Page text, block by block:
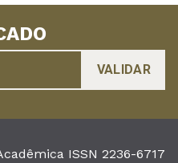
ISSN 2236-6717